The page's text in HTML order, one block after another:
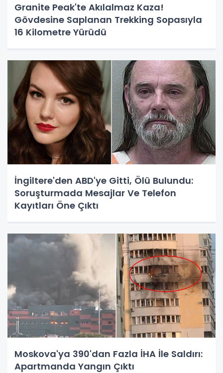
Granite Peak'te Akılalmaz Kaza!
Gövdesine Saplanan Trekking Sopasıyla
16 Kilometre Yürüdü
İngiltere'den ABD'ye Gitti, Ölü Bulundu:
Soruşturmada Mesajlar Ve Telefon
Kayıtları Öne Çıktı
Moskova'ya 390'dan Fazla İHA İle Saldırı:
Apartmanda Yangın Çıktı